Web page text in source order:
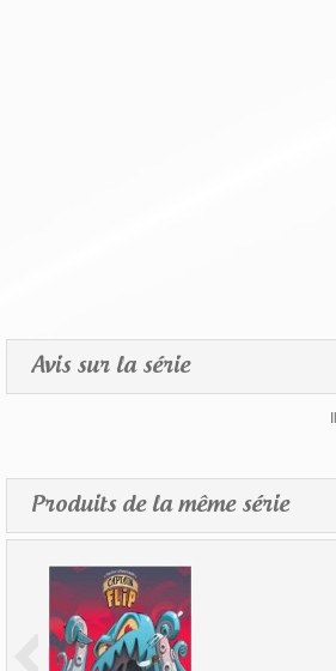
Avis sur la série
Produits de la même série